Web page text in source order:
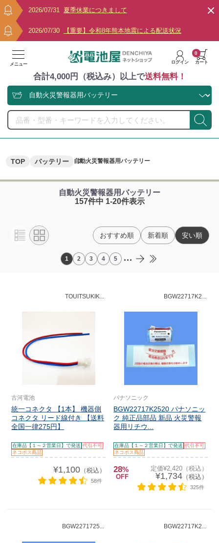
2026/07/31 夏季休業につきまして
2026/07/30 【重要】令和8年熊本地震による配送状況
メニュー ログイン カート
0
合計4,000円（税込み）以上で送料無料！
TOP バッテリー 自動火災警報器用バッテリー
自動火災警報器用バッテリー
157件中 1-20件表示
1 2 3 4 5 ...
おすすめ順 新着順 安い順
TOUITSUKIK...
古河電池
統一コネクタ 【1本】 機器側
コネクタ リード線付き 【送料
全国一律275円】
在庫品【１～２営業日】で発送 代引不可
ネコポス商品
¥1,100（税込）
58件
BGW22717K2...
パナソニック
BGW22717K2520 パナソニッ
ク 純正品部品 新品 火災警報
器用リチウ...
在庫品【１～２営業日】で発送 代引不可
ネコポス商品
28%
OFF
定価¥2,420（税込）
¥1,734（税込）
325件
BGW2271725... BGW22717K2...